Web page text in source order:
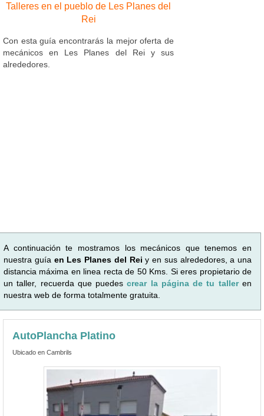
Talleres en el pueblo de Les Planes del
Rei
Con esta guía encontrarás la mejor oferta de
mecánicos en Les Planes del Rei y sus
alrededores.
A continuación te mostramos los mecánicos que tenemos en
nuestra guía en Les Planes del Rei y en sus alrededores, a una
distancia máxima en linea recta de 50 Kms. Si eres propietario de
un taller, recuerda que puedescrear la página de tu talleren
nuestra web de forma totalmente gratuita.
AutoPlancha Platino
Ubicado en Cambrils